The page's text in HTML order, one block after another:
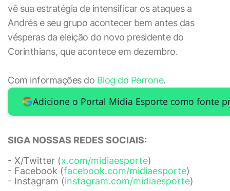
vê sua estratégia de intensificar os ataques a
Andrés e seu grupo acontecer bem antes das
vésperas da eleição do novo presidente do
Corinthians, que acontece em dezembro.
Com informações do Blog do Perrone.
Adicione o Portal Mídia Esporte como fonte
SIGA NOSSAS REDES SOCIAIS:
- X/Twitter (x.com/midiaesporte)
- Facebook (facebook.com/midiaesporte)
- Instagram (instagram.com/midiaesporte)